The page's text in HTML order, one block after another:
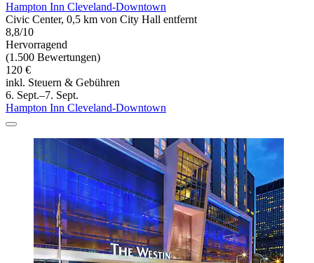
Hampton Inn Cleveland-Downtown
Civic Center, 0,5 km von City Hall entfernt
8,8/10
Hervorragend
(1.500 Bewertungen)
120 €
inkl. Steuern & Gebühren
6. Sept.–7. Sept.
Hampton Inn Cleveland-Downtown